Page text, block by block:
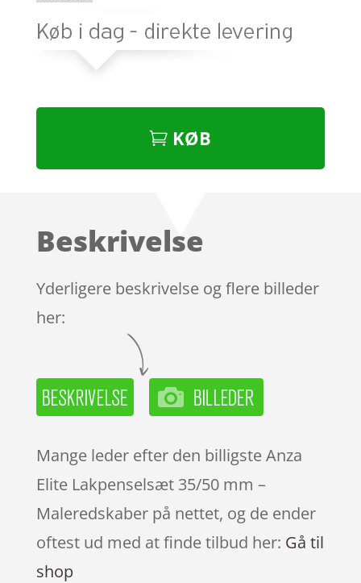
KØB
Beskrivelse
Yderligere beskrivelse og flere billeder
her:
Mange leder efter den billigste Anza
Elite Lakpenselsæt 35/50 mm –
Maleredskaber på nettet, og de ender
oftest ud med at finde tilbud her: Gå til
shop